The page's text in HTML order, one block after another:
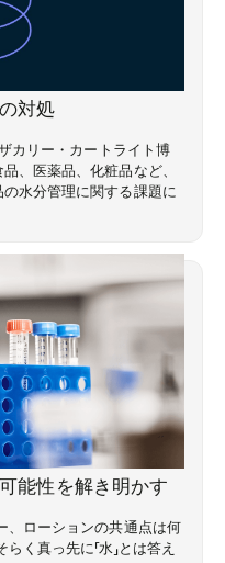
対処
カリー・カートライト博
、医薬品、化粧品など、
水分管理に関する課題に
能性を解き明かす
、ローションの共通点は何
く真っ先に「水」とは答え